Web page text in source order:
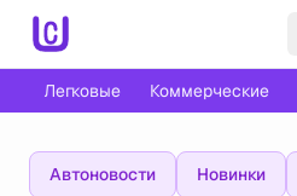
Легковые Коммерческие
Автоновости Новинки